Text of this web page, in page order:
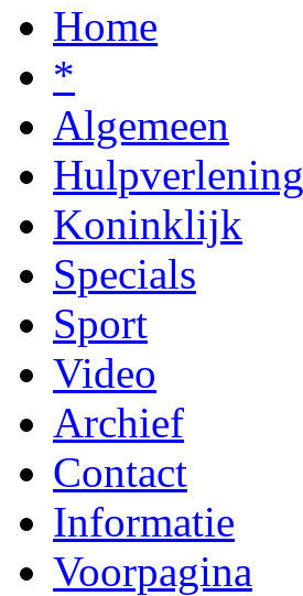
Home
*
Algemeen
Hulpverlening
Koninklijk
Specials
Sport
Video
Archief
Contact
Informatie
Voorpagina